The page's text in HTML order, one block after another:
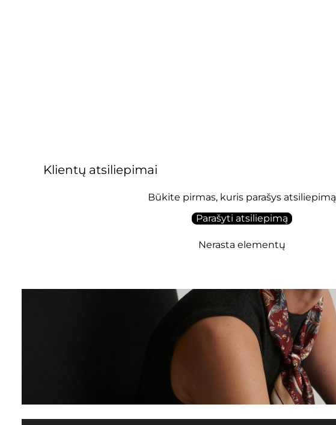
Klientų atsiliepimai
Būkite pirmas, kuris parašys atsiliepimą
Parašyti atsiliepimą
Nerasta elementų